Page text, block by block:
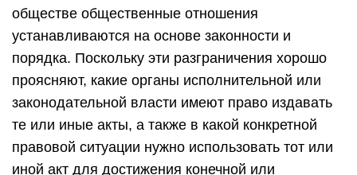
обществе общественные отношения
устанавливаются на основе законности и
порядка. Поскольку эти разграничения хорошо
проясняют, какие органы исполнительной или
законодательной власти имеют право издавать
те или иные акты, а также в какой конкретной
правовой ситуации нужно использовать тот или
иной акт для достижения конечной или